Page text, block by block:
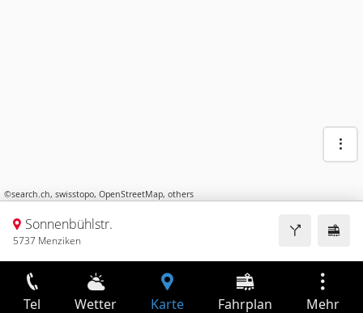
©search.ch, swisstopo, OpenStreetMap, others
Sonnenbühlstr.
5737 Menziken
Tel Wetter Karte Fahrplan Mehr